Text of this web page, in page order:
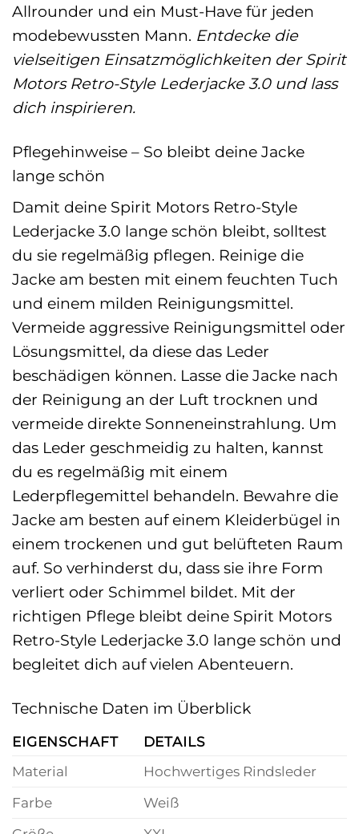
Allrounder und ein Must-Have für jeden
modebewussten Mann. Entdecke die
vielseitigen Einsatzmöglichkeiten der Spirit
Motors Retro-Style Lederjacke 3.0 und lass
dich inspirieren.
Pflegehinweise – So bleibt deine Jacke
lange schön
Damit deine Spirit Motors Retro-Style
Lederjacke 3.0 lange schön bleibt, solltest
du sie regelmäßig pflegen. Reinige die
Jacke am besten mit einem feuchten Tuch
und einem milden Reinigungsmittel.
Vermeide aggressive Reinigungsmittel oder
Lösungsmittel, da diese das Leder
beschädigen können. Lasse die Jacke nach
der Reinigung an der Luft trocknen und
vermeide direkte Sonneneinstrahlung. Um
das Leder geschmeidig zu halten, kannst
du es regelmäßig mit einem
Lederpflegemittel behandeln. Bewahre die
Jacke am besten auf einem Kleiderbügel in
einem trockenen und gut belüfteten Raum
auf. So verhinderst du, dass sie ihre Form
verliert oder Schimmel bildet. Mit der
richtigen Pflege bleibt deine Spirit Motors
Retro-Style Lederjacke 3.0 lange schön und
begleitet dich auf vielen Abenteuern.
Technische Daten im Überblick
EIGENSCHAFT
DETAILS
Material
Hochwertiges Rindsleder
Farbe
Weiß